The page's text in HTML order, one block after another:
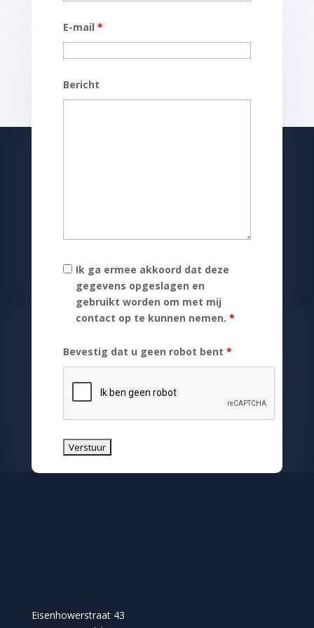
E-mail *
Bericht
Ik ga ermee akkoord dat deze
gegevens opgeslagen en
gebruikt worden om met mij
contact op te kunnen nemen. *
Bevestig dat u geen robot bent *
Eisenhowerstraat 43